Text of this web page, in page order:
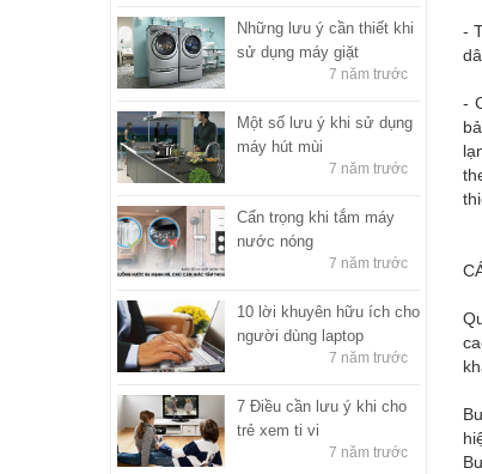
-
-
Những lưu ý cần thiết khi
sử dụng máy giặt
7 năm trước
Một số lưu ý khi sử dụng
máy hút mùi
7 năm trước
Cẩn trọng khi tắm máy
nước nóng
7 năm trước
10 lời khuyên hữu ích cho
người dùng laptop
7 năm trước
7 Điều cần lưu ý khi cho
trẻ xem ti vi
7 năm trước